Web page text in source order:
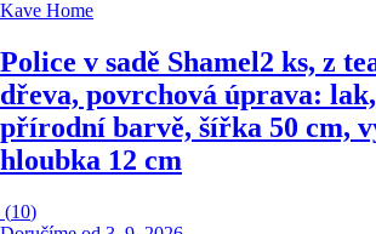
Kave Home
Police v sadě Shamel2 ks, z
dřeva, povrchová úprava:
přírodní barvě, šířka 50 cm,
hloubka 12 cm
(10)